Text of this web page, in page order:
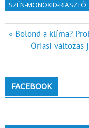
SZÉN-MONOXID-RIASZTÓ
Bejegyzés
navigáció
« Bolond a klíma?
Óriási változás
FACEBOOK